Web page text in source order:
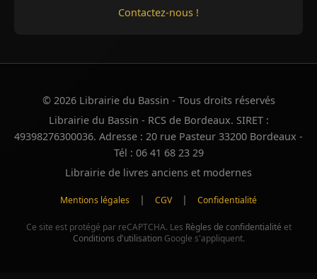
Contactez-nous !
© 2026 Librairie du Bassin - Tous droits réservés
Librairie du Bassin - RCS de Bordeaux. SIRET :
49398276300036. Adresse : 20 rue Pasteur 33200 Bordeaux -
Tél : 06 41 68 23 29
Librairie de livres anciens et modernes
Mentions légales | CGV | Confidentialité
Ce site est protégé par reCAPTCHA. Les Règles de confidentialité et
Conditions d'utilisationGoogle s'appliquent.